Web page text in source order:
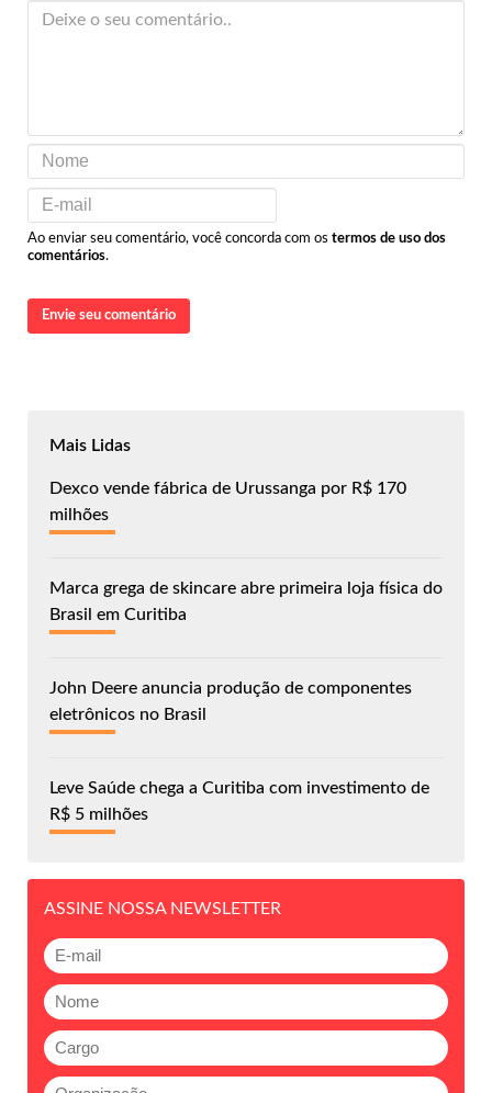
Ao enviar seu comentário, você concorda com os termos de uso dos
comentários.
Envie seu comentário
Mais Lidas
Dexco vende fábrica de Urussanga por R$ 170
milhões
Marca grega de skincare abre primeira loja física do
Brasil em Curitiba
John Deere anuncia produção de componentes
eletrônicos no Brasil
Leve Saúde chega a Curitiba com investimento de
R$ 5 milhões
ASSINE NOSSA NEWSLETTER